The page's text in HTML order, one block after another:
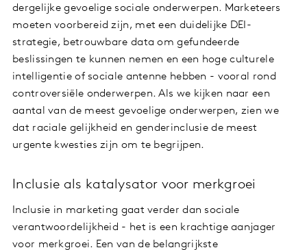
dergelijke gevoelige sociale onderwerpen. Marketeers
moeten voorbereid zijn, met een duidelijke DEI-
strategie, betrouwbare data om gefundeerde
beslissingen te kunnen nemen en een hoge culturele
intelligentie of sociale antenne hebben - vooral rond
controversiële onderwerpen. Als we kijken naar een
aantal van de meest gevoelige onderwerpen, zien we
dat raciale gelijkheid en genderinclusie de meest
urgente kwesties zijn om te begrijpen.
Inclusie als katalysator voor merkgroei
Inclusie in marketing gaat verder dan sociale
verantwoordelijkheid - het is een krachtige aanjager
voor merkgroei. Een van de belangrijkste